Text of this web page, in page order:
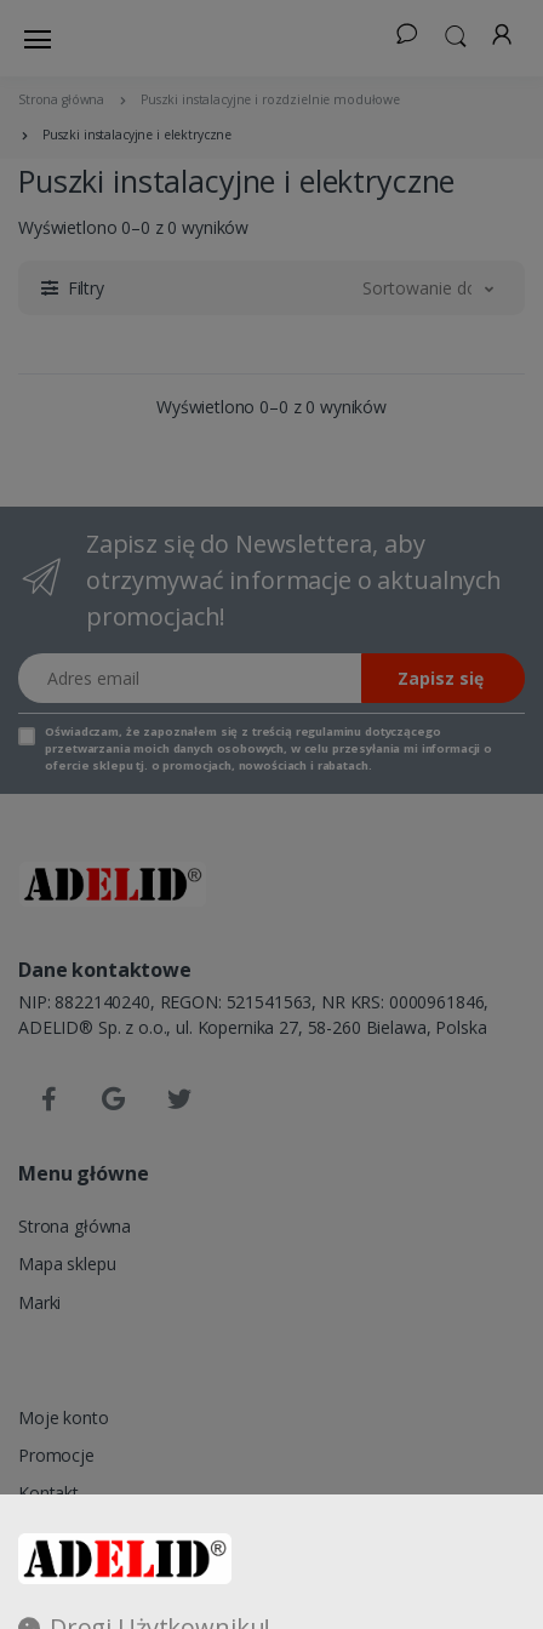
Strona główna Puszki instalacyjne i rozdzielnie modułowe
Puszki instalacyjne i elektryczne
Puszki instalacyjne i elektryczne
Wyświetlono 0–0 z 0 wyników
Filtry Sortowanie domyślne
Wyświetlono 0–0 z 0 wyników
Zapisz się do Newslettera, aby
otrzymywać informacje o aktualnych
promocjach!
Adres email
Zapisz się
Oświadczam, że zapoznałem się z treścią regulaminu dotyczącego
przetwarzania moich danych osobowych, w celu przesyłania mi informacji o
ofercie sklepu tj. o promocjach, nowościach i rabatach.
Dane kontaktowe
NIP: 8822140240, REGON: 521541563, NR KRS: 0000961846,
ADELID® Sp. z o.o., ul. Kopernika 27, 58-260 Bielawa, Polska
Menu główne
Strona główna
Mapa sklepu
Marki
Moje konto
Promocje
Kontakt